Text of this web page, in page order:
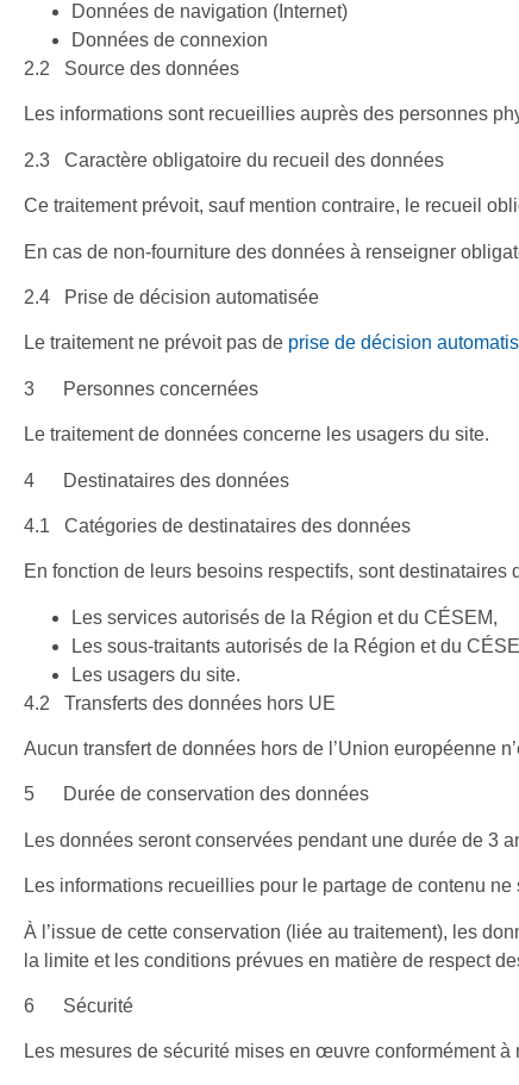
Données de navigation (Internet)
Données de connexion
2.2 Source des données
Les informations sont recueillies auprès des personnes
2.3 Caractère obligatoire du recueil des données
Ce traitement prévoit, sauf mention contraire, le recueil
En cas de non-fourniture des données à renseigner
2.4 Prise de décision automatisée
Le traitement ne prévoit pas de prise de décision
3 Personnes concernées
Le traitement de données concerne les usagers du site.
4 Destinataires des données
4.1 Catégories de destinataires des données
En fonction de leurs besoins respectifs, sont destinataires
Les services autorisés de la Région et du CÉSEM,
Les sous-traitants autorisés de la Région et du
Les usagers du site.
4.2 Transferts des données hors UE
Aucun transfert de données hors de l’Union européenne
5 Durée de conservation des données
Les données seront conservées pendant une durée de 3
Les informations recueillies pour le partage de contenu ne
À l’issue de cette conservation (liée au traitement), les
la limite et les conditions prévues en matière de respect
6 Sécurité
Les mesures de sécurité mises en œuvre conformément à